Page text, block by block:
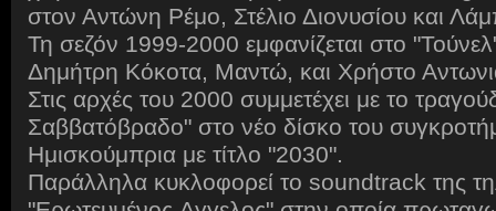
στον Αντώνη Ρέμο, Στέλιο Διονυσίου και
Τη σεζόν 1999-2000 εμφανίζεται στο
Δημήτρη Κόκοτα, Μαντώ, και Χρήστο
Στις αρχές του 2000 συμμετέχει με το
Σαββατόβραδο" στο νέο δίσκο του
Ημισκούμπρια με τίτλο "2030".
Παράλληλα κυκλοφορεί το soundtrack της